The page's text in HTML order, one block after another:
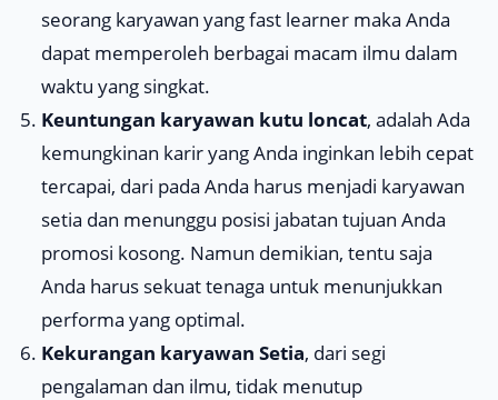
seorang karyawan yang fast learner maka Anda
dapat memperoleh berbagai macam ilmu dalam
waktu yang singkat.
Keuntungan karyawan kutu loncat, adalah Ada
kemungkinan karir yang Anda inginkan lebih cepat
tercapai, dari pada Anda harus menjadi karyawan
setia dan menunggu posisi jabatan tujuan Anda
promosi kosong. Namun demikian, tentu saja
Anda harus sekuat tenaga untuk menunjukkan
performa yang optimal.
Kekurangan karyawan Setia, dari segi
pengalaman dan ilmu, tidak menutup